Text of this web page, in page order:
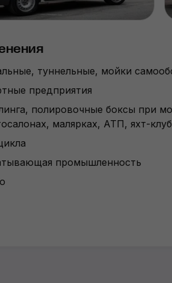
туннельные, мойки
предприятия
полировочные боксы при
малярках, АТП, яхт-
промышленность